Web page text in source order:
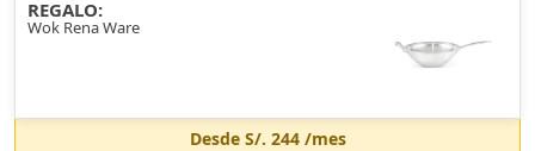
REGALO:
Wok Rena Ware
Desde S/. 244/mes